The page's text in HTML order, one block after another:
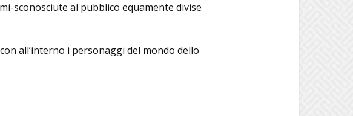
sconosciute al pubblico equamente divise
all’interno i personaggi del mondo dello